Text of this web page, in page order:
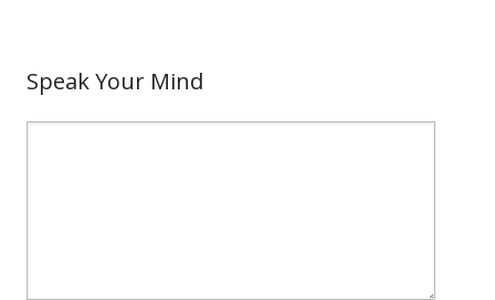
Speak Your Mind